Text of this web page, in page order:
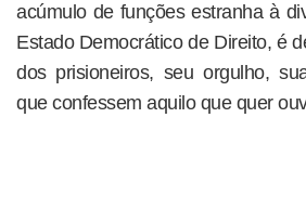
acúmulo de funções estranha à
Estado Democrático de Direito, é
dos prisioneiros, seu orgulho,
que confessem aquilo que quer